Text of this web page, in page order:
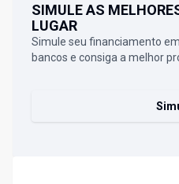
SIMULE AS
LUGAR
Simule seu financiamento
bancos e consiga a melhor